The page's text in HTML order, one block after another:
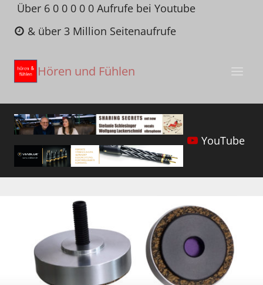
Zum
Inhalt
springen
Über 6 0 0 0 0 0 Aufrufe bei Youtube
& über 3 Million Seitenaufrufe
Hören und Fühlen
YouTube